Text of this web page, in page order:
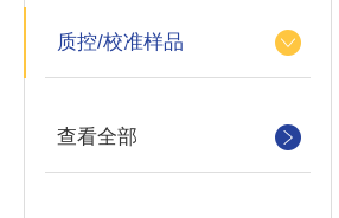
质控/校准样品
查看全部